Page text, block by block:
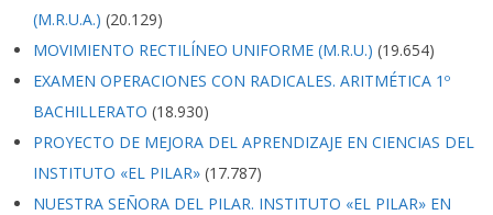
(M.R.U.A.) (20.129)
MOVIMIENTO RECTILÍNEO UNIFORME (M.R.U.) (19.654)
EXAMEN OPERACIONES CON RADICALES. ARITMÉTICA 1º
BACHILLERATO (18.930)
PROYECTO DE MEJORA DEL APRENDIZAJE EN CIENCIAS DEL
INSTITUTO «EL PILAR» (17.787)
NUESTRA SEÑORA DEL PILAR. INSTITUTO «EL PILAR» EN